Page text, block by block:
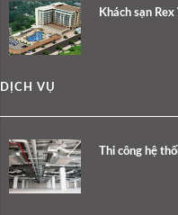
Khách sạn Rex
DỊCH VỤ
Thi công hệ